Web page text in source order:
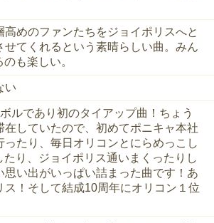
めのファンたちをジョイポリスへと
せてくれるという素晴らしい曲。みん
も楽しい。
い
ルであり初のタイアップ曲！ちょう
在していたので、初めてポニキャ本社
ったり、毎日オリコンとにらめっこし
たり、ジョイポリス通いまくったりし
思い出がいっぱい詰まった曲です！あ
ス！そして結成10周年にオリコン１位